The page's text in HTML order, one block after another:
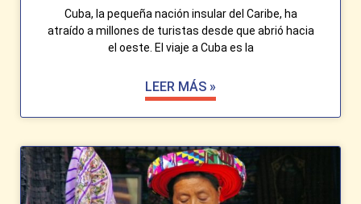
Cuba, la pequeña nación insular del Caribe, ha
atraído a millones de turistas desde que abrió hacia
el oeste. El viaje a Cuba es la
LEER MÁS »